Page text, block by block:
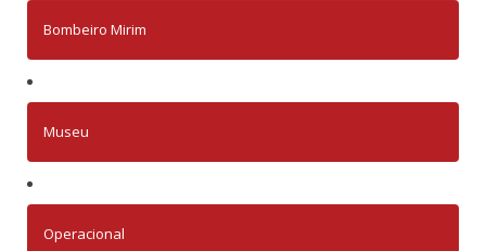
Bombeiro Mirim
Museu
Operacional